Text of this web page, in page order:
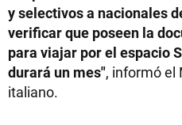
y selectivos a nacionales
verificar que poseen la
para viajar por el espacio
durará un mes", informó el
italiano.